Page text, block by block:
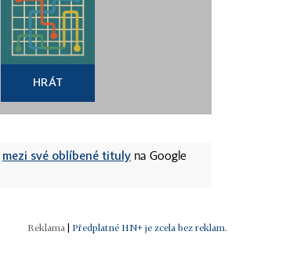
HRÁT
mezi své oblíbené tituly na Google
| Předplatné HN+ je zcela bez reklam.